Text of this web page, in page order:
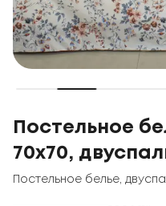
Постельное
70x70,
Постельное белье